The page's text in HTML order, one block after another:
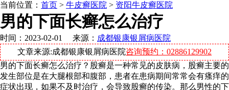
当前位置： 首页 > 牛皮癣医院 > 资阳牛皮癣医院
男的下面长癣怎么治疗
时间：2023-02-01 来源： 成都银康银屑病医院
文章来源:成都银康银屑病医院咨询预约：02886129902
男的下面长癣怎么治疗？股癣是一种常见的皮肤病，股癣主要的
发生部位是在大腿根部和腹部，患者在患病期间常常会有瘙痒的
症状出现，如果不及时治疗，会导致股癣的传染。那么男性的下